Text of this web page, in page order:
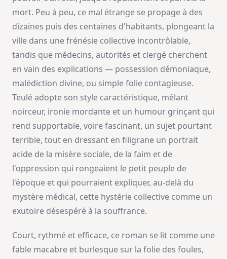
mort. Peu à peu, ce mal étrange se propage à des
dizaines puis des centaines d'habitants, plongeant la
ville dans une frénésie collective incontrôlable,
tandis que médecins, autorités et clergé cherchent
en vain des explications — possession démoniaque,
malédiction divine, ou simple folie contagieuse.
Teulé adopte son style caractéristique, mêlant
noirceur, ironie mordante et un humour grinçant qui
rend supportable, voire fascinant, un sujet pourtant
terrible, tout en dressant en filigrane un portrait
acide de la misère sociale, de la faim et de
l'oppression qui rongeaient le petit peuple de
l'époque et qui pourraient expliquer, au-delà du
mystère médical, cette hystérie collective comme un
exutoire désespéré à la souffrance.
Court, rythmé et efficace, ce roman se lit comme une
fable macabre et burlesque sur la folie des foules,